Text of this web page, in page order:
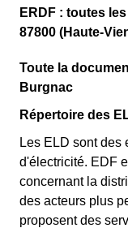
ERDF : toutes
87800 (Haute-
Toute la
Burgnac
Répertoire des
Les ELD sont des
d'électricité. EDF
concernant la
des acteurs plus
proposent des